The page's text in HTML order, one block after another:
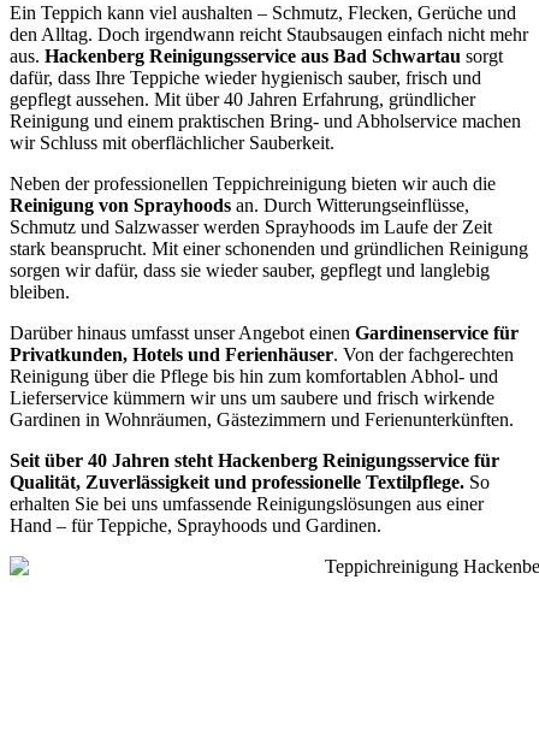
Ein Teppich kann viel aushalten – Schmutz, Flecken, Gerüche und
den Alltag. Doch irgendwann reicht Staubsaugen einfach nicht mehr
aus. Hackenberg Reinigungsservice aus Bad Schwartau sorgt
dafür, dass Ihre Teppiche wieder hygienisch sauber, frisch und
gepflegt aussehen. Mit über 40 Jahren Erfahrung, gründlicher
Reinigung und einem praktischen Bring- und Abholservice machen
wir Schluss mit oberflächlicher Sauberkeit.
Neben der professionellen Teppichreinigung bieten wir auch die
Reinigung von Sprayhoods an. Durch Witterungseinflüsse,
Schmutz und Salzwasser werden Sprayhoods im Laufe der Zeit
stark beansprucht. Mit einer schonenden und gründlichen Reinigung
sorgen wir dafür, dass sie wieder sauber, gepflegt und langlebig
bleiben.
Darüber hinaus umfasst unser Angebot einen Gardinenservice für
Privatkunden, Hotels und Ferienhäuser. Von der fachgerechten
Reinigung über die Pflege bis hin zum komfortablen Abhol- und
Lieferservice kümmern wir uns um saubere und frisch wirkende
Gardinen in Wohnräumen, Gästezimmern und Ferienunterkünften.
Seit über 40 Jahren steht Hackenberg Reinigungsservice für
Qualität, Zuverlässigkeit und professionelle Textilpflege. So
erhalten Sie bei uns umfassende Reinigungslösungen aus einer
Hand – für Teppiche, Sprayhoods und Gardinen.